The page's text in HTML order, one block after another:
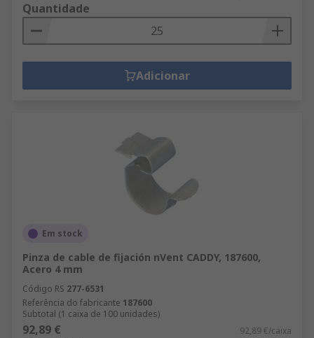
Quantidade
Adicionar
Em stock
Pinza de cable de fijación nVent CADDY, 187600,
Acero 4 mm
Código RS 277-6531
Referência do fabricante 187600
Subtotal (1 caixa de 100 unidades)
92,89 € 92,89 €/caixa